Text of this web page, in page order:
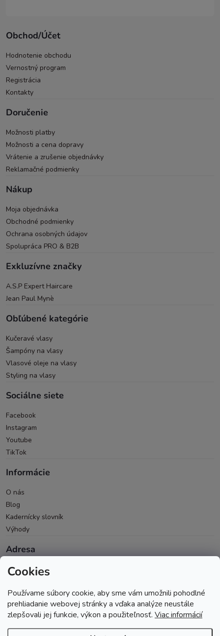
Cookies
Používame súbory cookie, aby sme vám umožnili pohodlné
prehliadanie webovej stránky a vďaka analýze neustále
zlepšovali jej funkcie, výkon a použiteľnosť. Viac informácií
Obchod/Účet
Hodnotenie obchodu
Vernostný program
Registrácia
Kontakty
Doručenie
Možnosti platby
Možnosti a cena dopravy
Vrátenie a zrušenie objednávky
Reklamačné podmienky
Nákup
Moja objednávka
Obchodné podmienky
Ochrana osobných údajov
Spolupráca PRO & B2B
Exkluzívne značky
A.S.P Expert Haircare
Jean Paul Mynè
Obľúbené kategórie
Kučeravé vlasy
Šampóny na vlasy
Vlasové oleje na vlasy
Styling na vlasy
Sociálne siete
Facebook
Instagram
Youtube
TikTok
Informácie
O nás
Blog
Kadernícky slovník
Výhody
Adresa
Oravická 614/14
Okres Tvrdošín